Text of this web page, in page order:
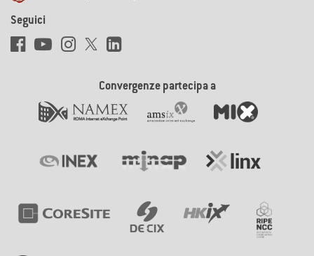
Seguici
Convergenze partecipa a